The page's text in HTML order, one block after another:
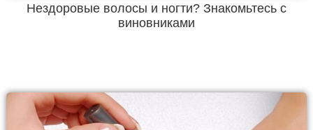
Нездоровые волосы и ногти? Знакомьтесь с
виновниками